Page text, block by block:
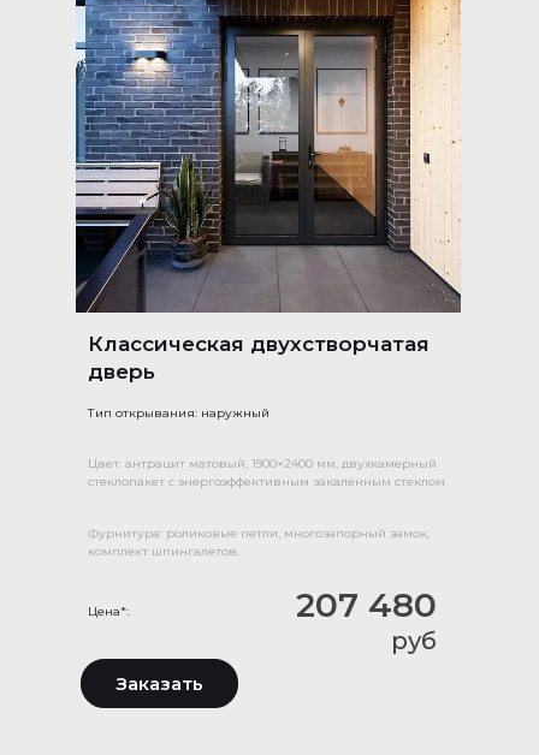
Классическая двухстворчатая
дверь
Тип открывания: наружный
Цена*:
Цвет: антрацит матовый, 1900×2400 мм, двухкамерный
стеклопакет с энергоэффективным закаленным стеклом.
Фурнитура: роликовые петли, многозапорный замок,
комплект шпингалетов.
207 480
руб
Заказать